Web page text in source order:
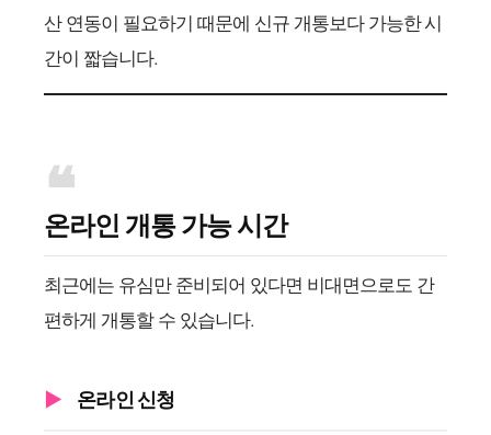
산 연동이 필요하기 때문에 신규 개통보다 가능한 시
간이 짧습니다.
온라인 개통 가능 시간
최근에는 유심만 준비되어 있다면 비대면으로도 간
편하게 개통할 수 있습니다.
온라인 신청